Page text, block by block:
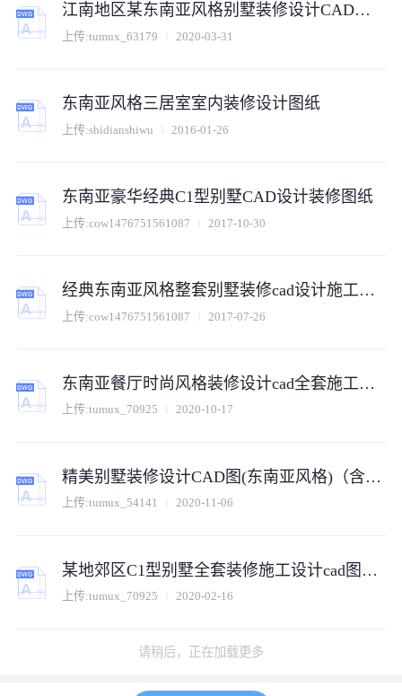
江南地区某东南亚风格别墅装修设计CAD全套图纸
上传:tumux_63179 2020-03-31
东南亚风格三居室室内装修设计图纸
上传:shidianshiwu 2016-01-26
东南亚豪华经典C1型别墅CAD设计装修图纸
上传:cow1476751561087 2017-10-30
经典东南亚风格整套别墅装修cad设计施工图纸
上传:cow1476751561087 2017-07-26
东南亚餐厅时尚风格装修设计cad全套施工图（含效果图）
上传:tumux_70925 2020-10-17
精美别墅装修设计CAD图(东南亚风格)（含设计说明）
上传:tumux_54141 2020-11-06
某地郊区C1型别墅全套装修施工设计cad图纸（东南亚)
上传:tumux_70925 2020-02-16
请稍后，正在加载更多